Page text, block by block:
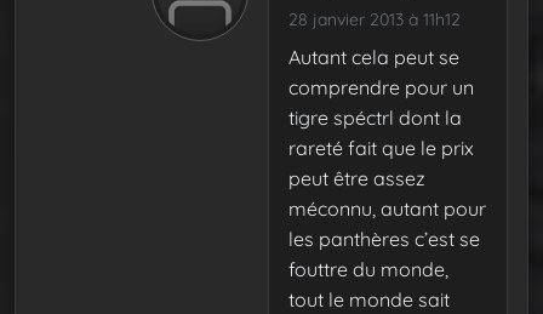
28 janvier 2013 à 11h12
Autant cela peut se
comprendre pour un
tigre spéctrl dont la
rareté fait que le prix
peut être assez
méconnu, autant pour
les panthères c’est se
fouttre du monde,
tout le monde sait